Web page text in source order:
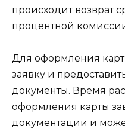
происходит возврат
процентной
Для оформления
заявку и
документы. Время
оформления карты
документации и